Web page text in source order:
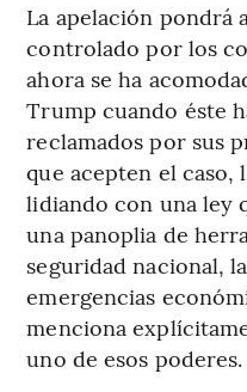
La apelación pondrá
controlado por los
ahora se ha
Trump cuando éste
reclamados por sus
que acepten el caso,
lidiando con una ley
una panoplia de
seguridad nacional,
emergencias
menciona
uno de esos poderes.